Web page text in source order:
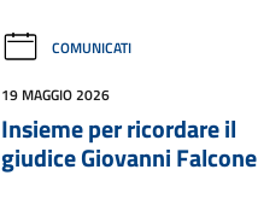
COMUNICATI
19 MAGGIO 2026
Insieme per ricordare il
giudice Giovanni Falcone